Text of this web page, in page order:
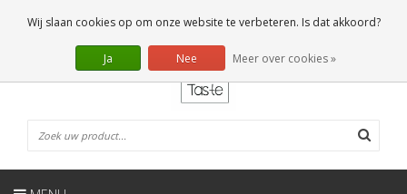
0 Artikelen
NL
Wij slaan cookies op om onze website te verbeteren. Is dat akkoord?
Ja Nee Meer over cookies »